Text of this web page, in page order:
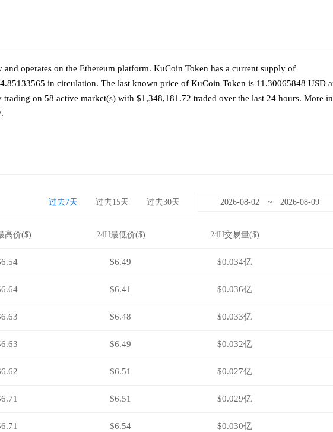
operates on the Ethereum platform. KuCoin Token has a current supply of
in circulation. The last known price of KuCoin Token is 11.30065848 USD
on 58 active market(s) with $1,348,181.72 traded over the last 24 hours. More
~
过去30天
过去15天
过去7天
高价($) 24H最低价($) 24H交易量($)
$6.49 $0.034亿
$6.41 $0.036亿
$6.48 $0.033亿
$6.49 $0.032亿
$6.51 $0.027亿
$6.51 $0.029亿
$6.54 $0.030亿